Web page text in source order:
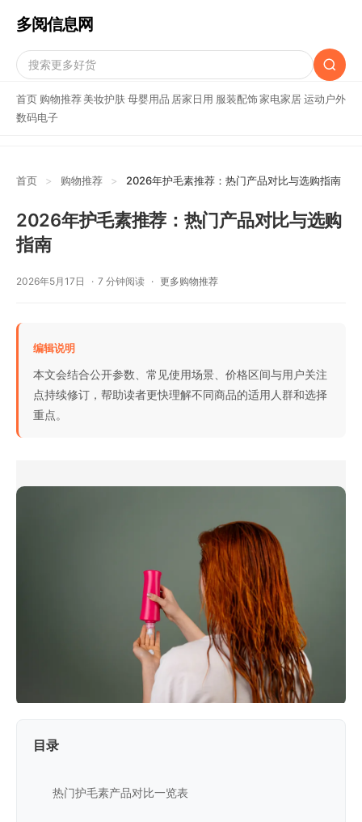
多阅信息网
首页 购物推荐 美妆护肤母婴用品 居家日用 服装配饰家电家居运动户外
数码电子
首页 > 购物推荐 > 2026年护毛素推荐：热门产品对比与选购指南
2026年护毛素推荐：热门产品对比与选购
指南
2026年5月17日 7 分钟阅读 更多购物推荐
编辑说明
本文会结合公开参数、常见使用场景、价格区间与用户关注
点持续修订，帮助读者更快理解不同商品的适用人群和选择
重点。
目录
热门护毛素产品对比一览表